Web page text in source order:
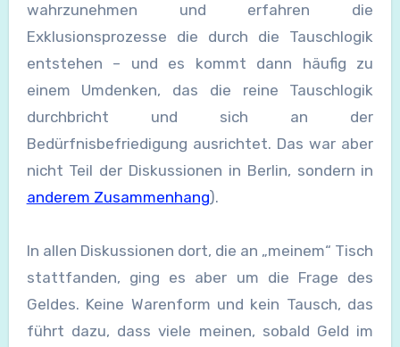
wahrzunehmen und erfahren die
Exklusionsprozesse die durch die Tauschlogik
entstehen – und es kommt dann häufig zu
einem Umdenken, das die reine Tauschlogik
durchbricht und sich an der
Bedürfnisbefriedigung ausrichtet. Das war aber
nicht Teil der Diskussionen in Berlin, sondern in
anderem Zusammenhang).
In allen Diskussionen dort, die an „meinem“ Tisch
stattfanden, ging es aber um die Frage des
Geldes. Keine Warenform und kein Tausch, das
führt dazu, dass viele meinen, sobald Geld im